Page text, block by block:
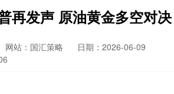
再发声 原油黄金多空对决
网站：国汇策略
日期：2026-06-09